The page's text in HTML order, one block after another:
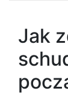
Jak